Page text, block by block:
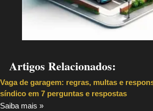
Artigos Relacionados:
Vaga de garagem: regras, multas e
síndico em 7 perguntas e respostas
Saiba mais »